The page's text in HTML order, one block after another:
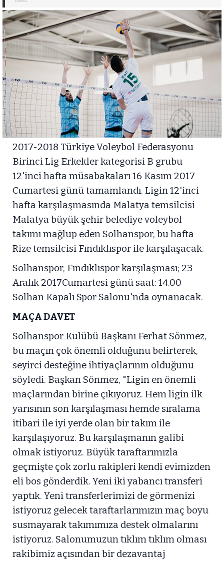
2017-2018 Türkiye Voleybol Federasyonu
Birinci Lig Erkekler kategorisi B grubu
12'inci hafta müsabakaları 16 Kasım 2017
Cumartesi günü tamamlandı. Ligin 12'inci
hafta karşılaşmasında Malatya temsilcisi
Malatya büyük şehir belediye voleybol
takımı mağlup eden Solhanspor, bu hafta
Rize temsilcisi Fındıklıspor ile karşılaşacak.
Solhanspor, Fındıklıspor karşılaşması; 23
Aralık 2017Cumartesi günü saat: 14.00
Solhan Kapalı Spor Salonu'nda oynanacak.
MAÇA DAVET
Solhanspor Kulübü Başkanı Ferhat Sönmez,
bu maçın çok önemli olduğunu belirterek,
seyirci desteğine ihtiyaçlarının olduğunu
söyledi. Başkan Sönmez, "Ligin en önemli
maçlarından birine çıkıyoruz. Hem ligin ilk
yarısının son karşılaşması hemde sıralama
itibari ile iyi yerde olan bir takım ile
karşılaşıyoruz. Bu karşılaşmanın galibi
olmak istiyoruz. Büyük taraftarımızla
geçmişte çok zorlu rakipleri kendi evimizden
eli bos gönderdik. Yeni iki yabancı transferi
yaptık. Yeni transferlerimizi de görmenizi
istiyoruz gelecek taraftarlarımızın maç boyu
susmayarak takımımıza destek olmalarını
istiyoruz. Salonumuzun tıklım tıklım olması
rakibimiz açısından bir dezavantaj